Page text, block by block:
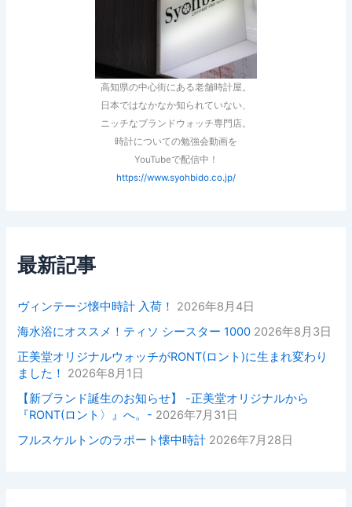
高知県の中心街にある老舗時計屋。
日本ではなかなか知られていない、
ニッチなブランドウォッチ専門店。
時計についての勉強会動画を
YouTubeで配信中！
https://www.syohbido.co.jp/
最新記事
ヴィンテージ懐中時計 入荷！
2026年8月4日
海水浴にオススメ！ティソ シースター 1000 2026年8月3日
正美堂オリジナルウォッチがRONT(ロント)に生まれ変わり
ました！
2026年8月1日
【新ブランド誕生のお知らせ】 -正美堂オリジナルから
『RONT(ロント〉』へ。- 2026年7月31日
フルスケルトンのラポート懐中時計 2026年7月28日